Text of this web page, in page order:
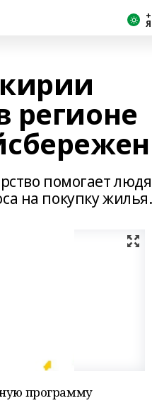
регионе
помогает
на покупку жилья.
программу